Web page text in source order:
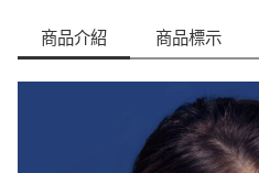
商品介紹 商品標示